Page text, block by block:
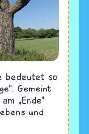
bedeutet so
Gemeint
„Ende"
und